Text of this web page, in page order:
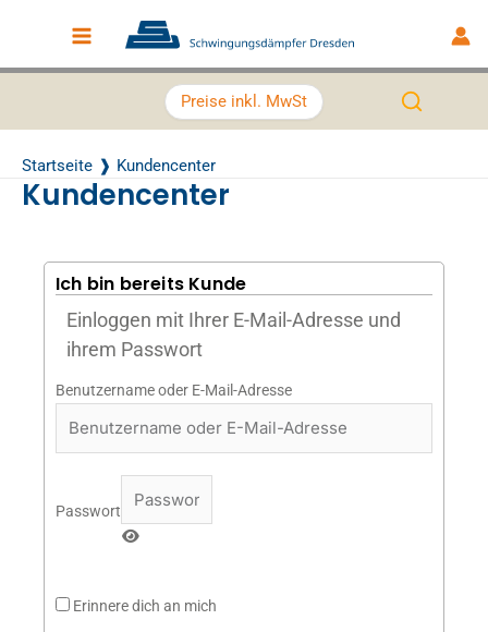
Main Menu
Preise inkl. MwSt
Startseite Kundencenter
Kundencenter
Ich bin bereits Kunde
Einloggen mit Ihrer E-Mail-Adresse und
ihrem Passwort
Benutzername oder E-Mail-Adresse
Passwort
Erinnere dich an mich